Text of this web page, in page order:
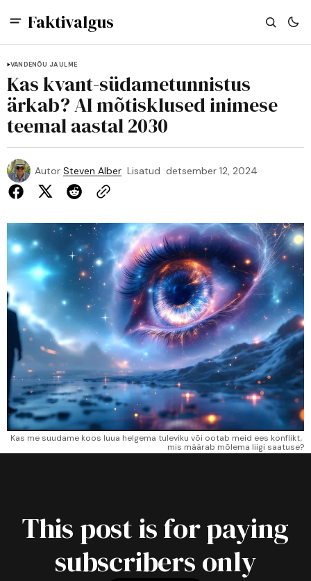
Faktivalgus
VANDENÕU JA ULME
Kas kvant-südametunnistus
ärkab? AI mõtisklused inimese
teemal aastal 2030
Autor Steven Alber Lisatud detsember 12, 2024
Kas me suudame koos luua helgema tuleviku või ootab meid ees konflikt,
mis määrab mõlema liigi saatuse?
This post is for paying
subscribers only